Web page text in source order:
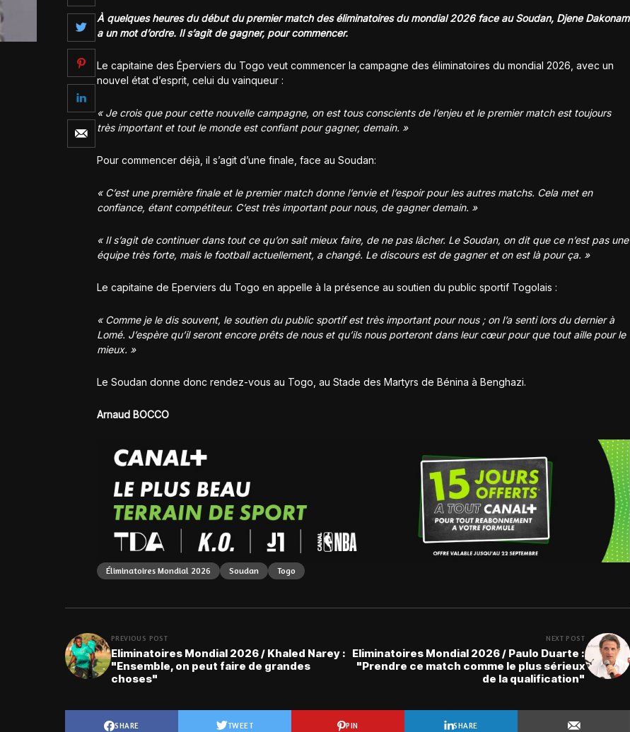
À quelques heures du début du premier match des éliminatoires du mondial 2026 face au Soudan, Djene Dakonam
a un mot d’ordre. Il s’agit de gagner, pour commencer.
Le capitaine des Éperviers du Togo veut commencer la campagne des éliminatoires du mondial 2026, avec un
nouvel état d’esprit, celui du vainqueur :
« Je crois que pour cette nouvelle campagne, on est tous conscients de l’enjeu et le premier match est toujours
très important et tout le monde est confiant pour gagner, demain. »
Pour commencer déjà, il s’agit d’une finale, face au Soudan:
« C’est une première finale et le premier match donne l’envie et l’espoir pour les autres matchs. Cela met en
confiance, étant compétiteur. C’est très important pour nous, de gagner demain. »
« Il s’agit de continuer dans tout ce qu’on sait mieux faire, de ne pas lâcher. Le Soudan, on dit que ce n’est pas une
équipe très forte, mais le football actuellement, a changé. Le discours est de gagner et on est là pour ça. »
Le capitaine de Eperviers du Togo en appelle à la présence au soutien du public sportif Togolais :
« Comme je le dis souvent, le soutien du public sportif est très important pour nous ; on l’a senti lors du dernier à
Lomé. J’espère qu’il seront encore prêts de nous et qu’ils nous porteront dans leur cœur pour que tout aille pour le
mieux. »
Le Soudan donne donc rendez-vous au Togo, au Stade des Martyrs de Bénina à Benghazi.
Arnaud BOCCO
Éliminatoires Mondial 2026 Soudan Togo
PREVIOUS POST
Eliminatoires Mondial 2026 / Khaled Narey :
"Ensemble, on peut faire de grandes
choses"
NEXT POST
Eliminatoires Mondial 2026 / Paulo Duarte :
"Prendre ce match comme le plus sérieux
de la qualification"
SHARE TWEET PIN SHARE